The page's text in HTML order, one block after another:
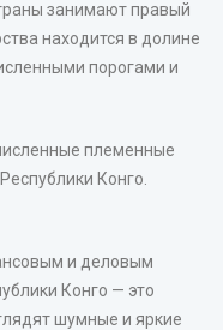
занимают правый
находится в долине
порогами и
племенные
Конго.
и деловым
Конго — это
шумные и яркие